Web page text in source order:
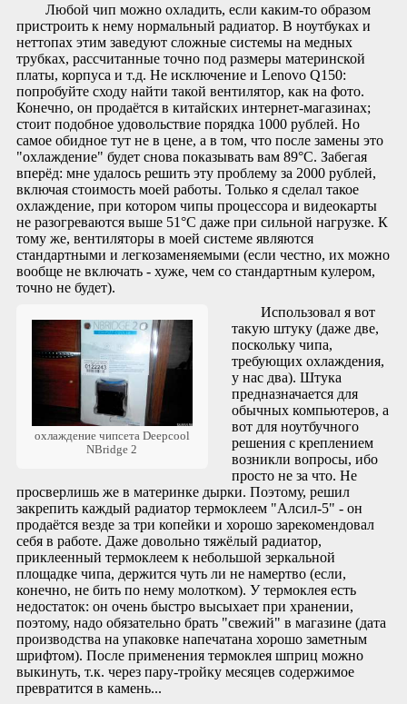
Любой чип можно охладить, если каким-то образом
пристроить к нему нормальный радиатор. В ноутбуках и
неттопах этим заведуют сложные системы на медных
трубках, рассчитанные точно под размеры материнской
платы, корпуса и т.д. Не исключение и Lenovo Q150:
попробуйте сходу найти такой вентилятор, как на фото.
Конечно, он продаётся в китайских интернет-магазинах;
стоит подобное удовольствие порядка 1000 рублей. Но
самое обидное тут не в цене, а в том, что после замены это
"охлаждение" будет снова показывать вам 89°C. Забегая
вперёд: мне удалось решить эту проблему за 2000 рублей,
включая стоимость моей работы. Только я сделал такое
охлаждение, при котором чипы процессора и видеокарты
не разогреваются выше 51°C даже при сильной нагрузке. К
тому же, вентиляторы в моей системе являются
стандартными и легкозаменяемыми (если честно, их можно
вообще не включать - хуже, чем со стандартным кулером,
точно не будет).
охлаждение чипсета Deepcool
NBridge 2
Использовал я вот
такую штуку (даже две,
поскольку чипа,
требующих охлаждения,
у нас два). Штука
предназначается для
обычных компьютеров, а
вот для ноутбучного
решения с креплением
возникли вопросы, ибо
просто не за что. Не
просверлишь же в материнке дырки. Поэтому, решил
закрепить каждый радиатор термоклеем "Алсил-5" - он
продаётся везде за три копейки и хорошо зарекомендовал
себя в работе. Даже довольно тяжёлый радиатор,
приклеенный термоклеем к небольшой зеркальной
площадке чипа, держится чуть ли не намертво (если,
конечно, не бить по нему молотком). У термоклея есть
недостаток: он очень быстро высыхает при хранении,
поэтому, надо обязательно брать "свежий" в магазине (дата
производства на упаковке напечатана хорошо заметным
шрифтом). После применения термоклея шприц можно
выкинуть, т.к. через пару-тройку месяцев содержимое
превратится в камень...